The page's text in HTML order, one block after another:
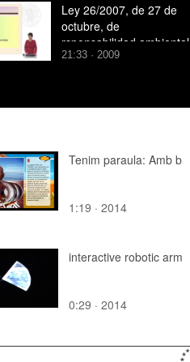
Ley 26/2007, de 27 de
octubre, de
rsponsabilidad ambiental
- Parte III
21:33 · 2009
Tenim paraula: Amb b
1:19 · 2014
interactive robotic arm
0:29 · 2014